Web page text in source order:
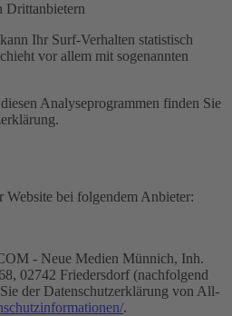
Dritt­anbietern
Ihr Surf-Verhalten statistisch
vor allem mit sogenannten
Analyseprogrammen finden Sie
Website bei folgendem Anbieter:
- Neue Medien Münnich, Inh.
02742 Friedersdorf (nachfolgend
der Datenschutzerklärung von All-
.